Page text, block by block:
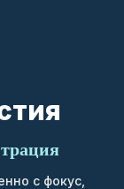
с фокус,